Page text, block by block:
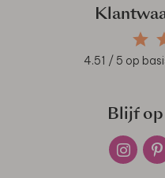
4.51 / 5 op
Blijf